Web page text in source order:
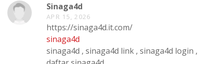
Sinaga4d
APR 15, 2026
https://sinaga4d.it.com/
sinaga4d
sinaga4d , sinaga4d link , sinaga4d login ,